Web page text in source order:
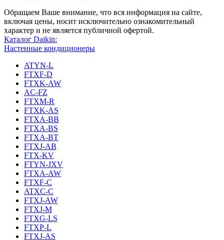
Обращаем Ваше внимание, что вся информация на сайте,
включая цены, носит исключительно ознакомительный
характер и не является публичной офертой.
Каталог Daikin:
Настенные кондиционеры
ATYN-L
FTXF-D
FTXK-AW
AC-FZ
FTXM-R
FTXK-AS
FTXA-BB
FTXA-BS
FTXA-BT
FTXJ-AB
FTX-KV
FTYN-JXV
FTXA-AW
FTXF-C
ATXC-C
FTXJ-AW
FTXJ-M
FTXG-LS
FTXP-L
FTXJ-AS